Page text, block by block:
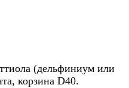
(дельфиниум или
корзина D40.